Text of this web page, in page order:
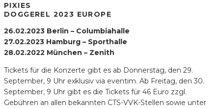
PIXIES
DOGGEREL 2023 EUROPE
26.02.2023 Berlin – Columbiahalle
27.02.2023 Hamburg – Sporthalle
28.02.2022 München – Zenith
Tickets für die Konzerte gibt es ab Donnerstag, den 29.
September, 9 Uhr exklusiv via eventim. Ab Freitag, den 30.
September, 9 Uhr gibt es die Tickets für 46 Euro zzgl.
Gebühren an allen bekannten CTS-VVK-Stellen sowie unter